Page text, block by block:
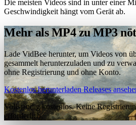
Die meisten Videos sind in unter einer
Geschwindigkeit hängt vom Gerät ab.
Mehr als MP4 zu MP3
Lade VidBee herunter, um Videos von
gesammelt herunterzuladen und zu
ohne Registrierung und ohne Konto.
Kostenlos herunterladenReleases
Vollständig kostenlos. Keine
erforderlich.